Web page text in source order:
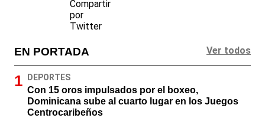
EN PORTADA Ver todos
DEPORTES
Con 15 oros impulsados por el boxeo,
Dominicana sube al cuarto lugar en los Juegos
Centrocaribeños